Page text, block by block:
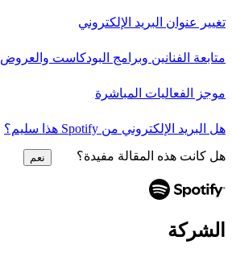
تغيير عنوان البريد الإلكتروني
متابعة الفنانين وبرامج البودكاست والعروض
موجز الفعاليات المباشرة
هل البريد الإلكتروني من Spotify هذا سليم؟
هل كانت هذه المقالة مفيدة؟ نعم
الشركة